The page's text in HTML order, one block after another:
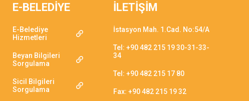
E-BELEDİYE
E-Belediye
Hizmetleri
Beyan Bilgileri
Sorgulama
Sicil Bilgileri
Sorgulama
İLETİŞİM
İstasyon Mah. 1.Cad. No:54/A
Tel: +90 482 215 19 30-31-33-
34
Tel: +90 482 215 17 80
Fax: +90 482 215 19 32